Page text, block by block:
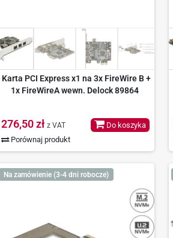
Karta PCI Express x1 na 3x FireWire B +
1x FireWireA wewn. Delock 89864
276,50 zł z VAT
Porównaj produkt
Do koszyka
Na zamówienie (3-4 dni robocze)